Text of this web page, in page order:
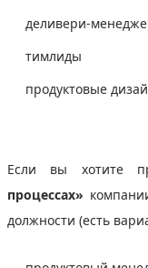
деливери-
тимлиды
продуктовые
Если вы хотите
процессах»
должности (есть